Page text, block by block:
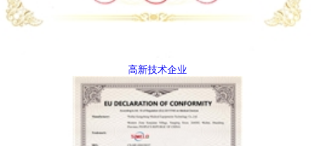
高新技术企业